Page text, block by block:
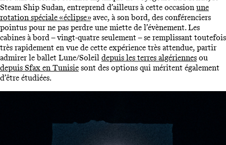
Steam Ship Sudan, entreprend d’ailleurs à cette occasion une
rotation spéciale « éclipse »avec, à son bord, des conférenciers
pointus pour ne pas perdre une miette de l’évènement. Les
cabines à bord – vingt-quatre seulement – se remplissant toutefois
très rapidement en vue de cette expérience très attendue, partir
admirer le ballet Lune/Soleil depuis les terres algériennes ou
depuis Sfax en Tunisie sont des options qui méritent également
d’être étudiées.